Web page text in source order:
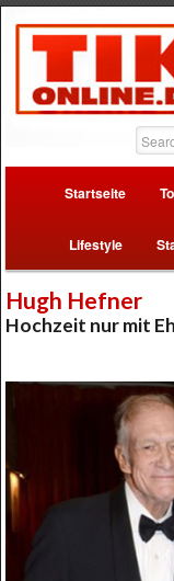
Startseite
Lifestyle
Hugh Hefner
Hochzeit nur mit